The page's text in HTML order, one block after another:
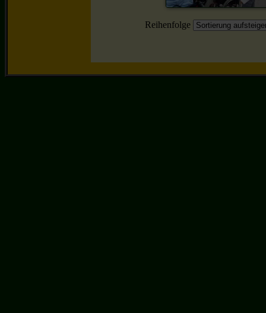
Reihenfolge